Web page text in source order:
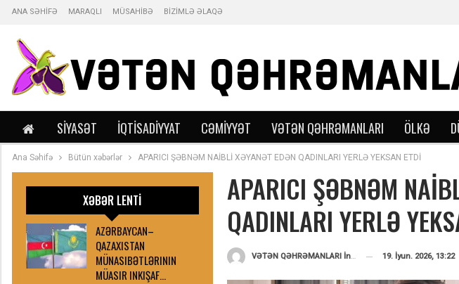
ANA SƏHİFƏ MARAQLI MÜSAHİBƏ BİZİMLƏ ƏLAQƏ
SIYASƏT İQTISADIYYAT CƏMIYYƏT VƏTƏN QƏHRƏMANLARI ÖLKƏ
Ana Səhifə Bütün xəbərlər APARICI ŞƏBNƏM NAİBLİ XƏYANƏT EDƏN QADINLARI YERLƏ YEKSAN ETDİ
APARICI ŞƏBNƏM
QADINLARI YERLƏ
VƏTƏN QƏHRƏMANLARI İnformasiya Portalı Tərəfindən
19. İyun. 2026, 13:22
XƏBƏR LENTİ
AZƏRBAYCAN–
QAZAXISTAN
MÜNASIBƏTLƏRININ
MÜASIR INKIŞAF…